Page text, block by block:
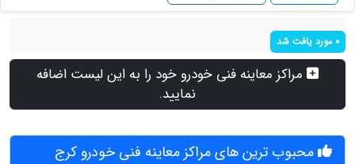
0 مورد یافت شد
مراکز معاینه فنی خودرو خود را به این لیست اضافه
نمایید.
محبوب ترین های مراکز معاینه فنی خودرو کرج